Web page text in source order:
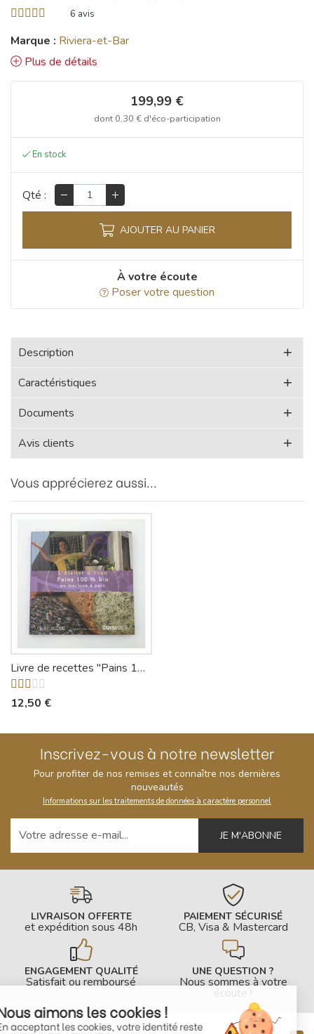
6 avis
Marque : Riviera-et-Bar
Plus de détails
199,99 €
dont 0,30 €d'éco-participation
Qté :
AJOUTER AU PANIER
À votre écoute
Poser votre question
Description
Caractéristiques
Documents
Avis clients
Vous apprécierez aussi...
Livre de recettes "Pains 100% bio" à la machine à pain
12,50 €
Inscrivez-vous à notre newsletter
Pour profiter de nos remises et connaître nos dernières
nouveautés
Informations sur les traitements de données à caractère personnel
LIVRAISON OFFERTE
et expédition sous 48h
PAIEMENT SÉCURISÉ
CB, Visa & Mastercard
ENGAGEMENT QUALITÉ
Satisfait ou remboursé
UNE QUESTION ?
Nous sommes à votre
Nous aimons les cookies !
En acceptant les cookies, votre identité reste